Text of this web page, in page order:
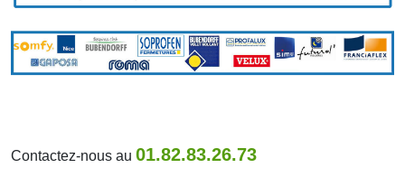
Contactez-nous au 01.82.83.26.73